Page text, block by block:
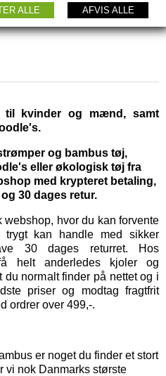
til kvinder og mænd, samt
og bambus tøj,
eller økologisk tøj fra
med krypteret betaling,
30 dages retur.
hvor du kan forvente
trygt kan handle med sikker
30 dages returret. Hos
helt anderledes kjoler og
normalt finder på nettet og i
priser og modtag fragtfrit
ordrer over 499,-.
er noget du finder et stort
vi nok Danmarks største
ALLE AFVIS ALLE